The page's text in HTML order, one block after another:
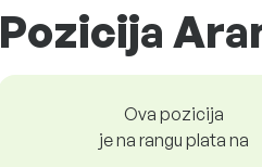
Pozicija
Ova pozicija
je na rangu plata na